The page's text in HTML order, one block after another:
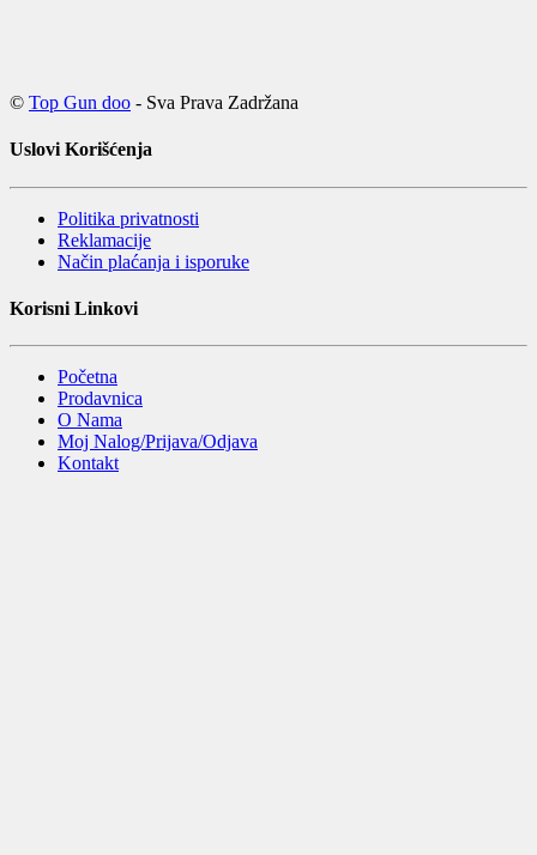
© Top Gun doo - Sva Prava Zadržana
Uslovi Korišćenja
Politika privatnosti
Reklamacije
Način plaćanja i isporuke
Korisni Linkovi
Početna
Prodavnica
O Nama
Moj Nalog/Prijava/Odjava
Kontakt